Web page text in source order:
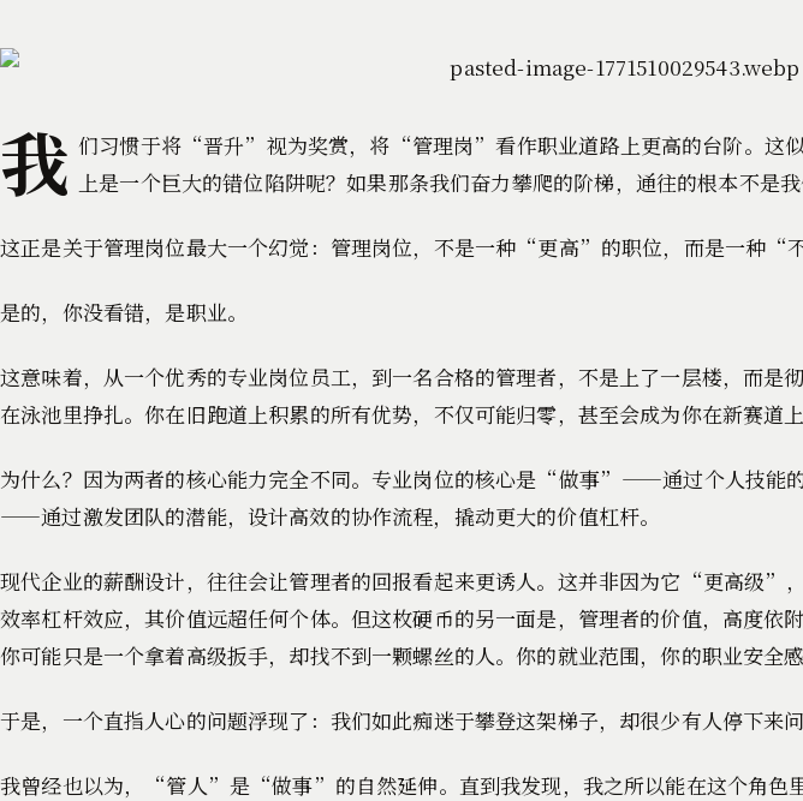
我 们习惯于将“晋升”视为奖赏，将“管理岗”看作职业道路上更高的台阶。这
上是一个巨大的错位陷阱呢？如果那条我们奋力攀爬的阶梯，通往的根本不是我
这正是关于管理岗位最大一个幻觉：管理岗位，不是一种“更高”的职位，而是一种“
是的，你没看错，是职业。
这意味着，从一个优秀的专业岗位员工，到一名合格的管理者，不是上了一层楼，而是
在泳池里挣扎。你在旧跑道上积累的所有优势，不仅可能归零，甚至会成为你在新赛道上
为什么？因为两者的核心能力完全不同。专业岗位的核心是“做事”——通过个人技能
——通过激发团队的潜能，设计高效的协作流程，撬动更大的价值杠杆。
现代企业的薪酬设计，往往会让管理者的回报看起来更诱人。这并非因为它“更高级”
效率杠杆效应，其价值远超任何个体。但这枚硬币的另一面是，管理者的价值，高度
你可能只是一个拿着高级扳手，却找不到一颗螺丝的人。你的就业范围，你的职业安全
于是，一个直指人心的问题浮现了：我们如此痴迷于攀登这架梯子，却很少有人停下来
我曾经也以为，“管人”是“做事”的自然延伸。直到我发现，我之所以能在这个角色